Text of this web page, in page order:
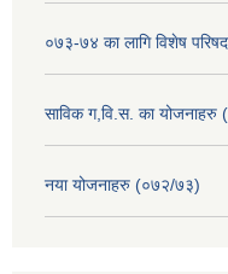
०७३-७४ का लागि विशेष
साविक ग,वि.स. का
नया योजनाहरु (०७२/७३)